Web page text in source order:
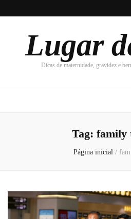
Lugar
Dicas de maternidade, gravidez e
Tag: family
Página inicial /